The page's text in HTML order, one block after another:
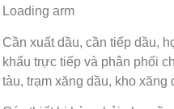
Loading arm
Cần xuất dầu, cần tiếp dầu,
khẩu trực tiếp và phân phối
tàu, trạm xăng dầu, kho xăng